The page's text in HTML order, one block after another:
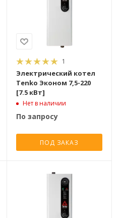
1
Электрический котел
Tenko Эконом 7,5-220
[7.5 кВт]
Нет в наличии
По запросу
ПОД ЗАКАЗ